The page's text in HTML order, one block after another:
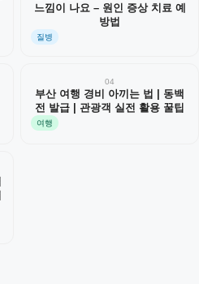
느낌이 나요 – 원인 증상 치료 예
방법
질병
04
부산 여행 경비 아끼는 법 | 동백
전 발급 | 관광객 실전 활용 꿀팁
여행